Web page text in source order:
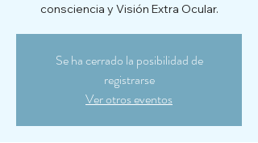
consciencia y Visión Extra Ocular.
Se ha cerrado la posibilidad de
registrarse
Ver otros eventos